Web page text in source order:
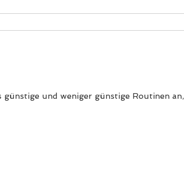
und weniger günstige Routinen an,